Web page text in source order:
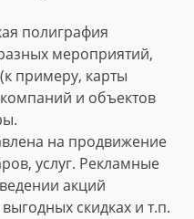
полиграфия
мероприятий,
примеру, карты
и объектов
на продвижение
услуг. Рекламные
акций
скидках и т.п.